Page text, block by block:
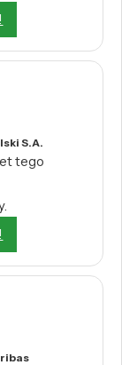
S.A.
tego